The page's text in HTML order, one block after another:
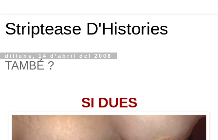
Striptease D'Histories
dilluns, 14 d’abril del 2008
TAMBÉ ?
SI DUES